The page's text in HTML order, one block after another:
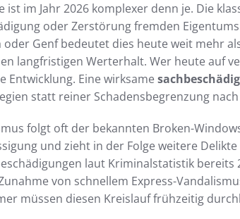
ist im Jahr 2026 komplexer denn je. Die
oder Zerstörung fremden
Genf bedeutet dies heute weit mehr
langfristigen Werterhalt. Wer heute auf
Entwicklung. Eine wirksame
statt reiner Schadensbegrenzung
folgt oft der bekannten Broken-
und zieht in der Folge weitere
laut Kriminalstatistik bereits
von schnellem Express-
müssen diesen Kreislauf frühzeitig